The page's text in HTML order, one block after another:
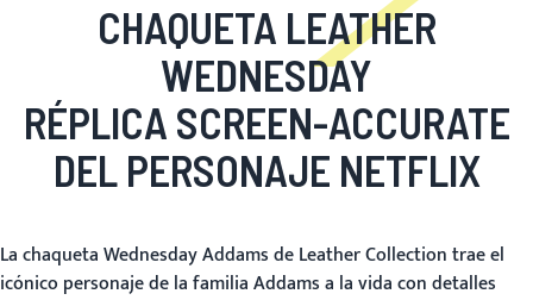
CHAQUETA LEATHER
WEDNESDAY
RÉPLICA SCREEN-ACCURATE
DEL PERSONAJE NETFLIX
La chaqueta Wednesday Addams de Leather Collection trae el
icónico personaje de la familia Addams a la vida con detalles